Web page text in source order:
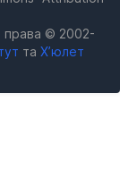
права © 2002-
та Х’юлет